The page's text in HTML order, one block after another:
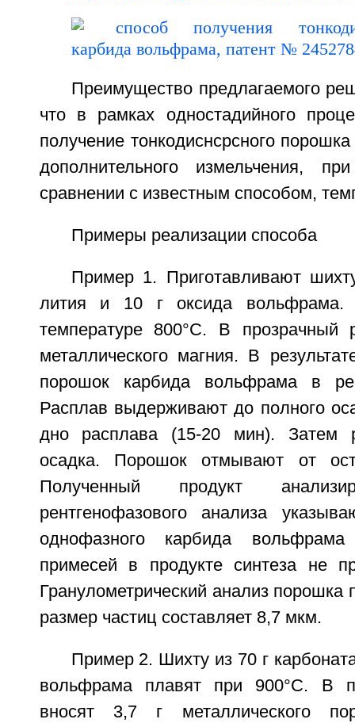
Преимущество предлагаемого
что в рамках одностадийного
получение тонкодиснсрсного
дополнительного измельчения,
сравнении с известным способом,
Примеры реализации способа
Пример 1. Приготавливают
лития и 10 г оксида вольфрама.
температуре 800°С. В прозрачный
металлического магния. В
порошок карбида вольфрама в
Расплав выдерживают до полного
дно расплава (15-20 мин). Затем
осадка. Порошок отмывают от
Полученный продукт
рентгенофазового анализа
однофазного карбида
примесей в продукте синтеза не
Гранулометрический анализ порошка
размер частиц составляет 8,7 мкм.
Пример 2. Шихту из 70 г
вольфрама плавят при 900°С. В
вносят 3,7 г металлического